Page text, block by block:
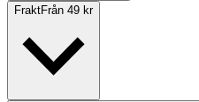
FraktFrån 49 kr